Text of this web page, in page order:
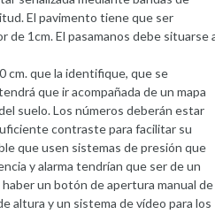
El pavimento tiene que ser
1cm. El pasamanos debe situarse
cm. que la identifique, que se
que ir acompañada de un mapa
suelo. Los números deberán estar
contraste para facilitar su
que usen sistemas de presión que
y alarma tendrían que ser de un
un botón de apertura manual de
altura y un sistema de vídeo para los